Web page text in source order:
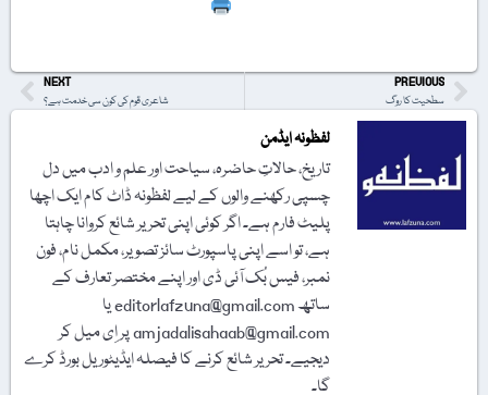
PREVIOUS
سطحیت کا روگ
NEXT
شاعری قوم کی کون سی خدمت ہے؟
لفظونہ ایڈمن
تاریخ، حالاتِ حاضرہ، سیاحت اور علم و ادب میں دل
چسپی رکھنے والوں کے لیے لفظونہ ڈاٹ کام ایک اچھا
پلیٹ فارم ہے۔ اگر کوئی اپنی تحریر شائع کروانا چاہتا
ہے، تو اسے اپنی پاسپورٹ سائز تصویر، مکمل نام، فون
نمبر، فیس بُک آئی ڈی اور اپنے مختصر تعارف کے
ساتھ editorlafzuna@gmail.com یا
amjadalisahaab@gmail.com پر اِی میل کر
دیجیے۔ تحریر شائع کرنے کا فیصلہ ایڈیٹوریل بورڈ کرے
گا۔